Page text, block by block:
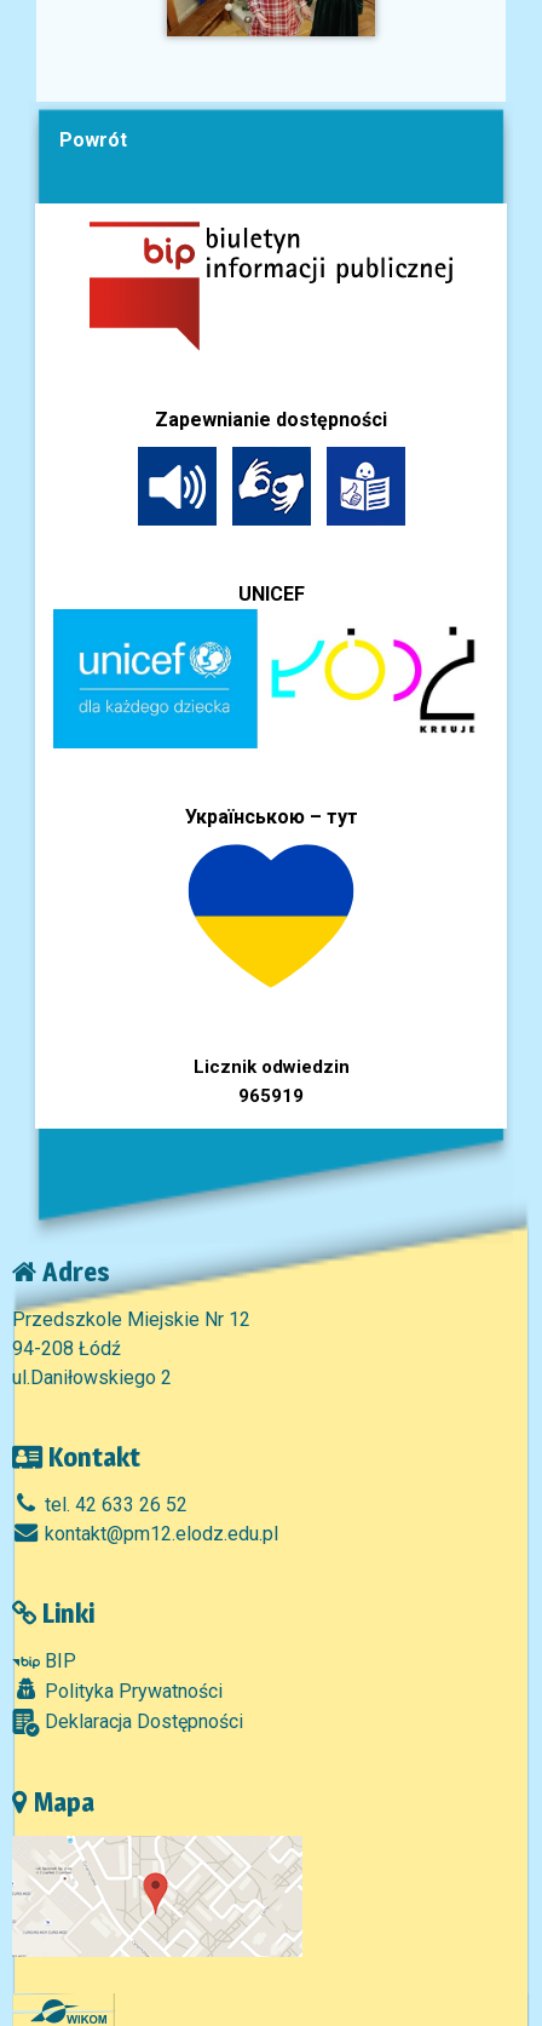
Powrót
Zapewnianie dostępności
UNICEF
Українською – тут
Licznik odwiedzin
965919
Adres
Przedszkole Miejskie Nr 12
94-208 Łódź
ul.Daniłowskiego 2
Kontakt
tel. 42 633 26 52
kontakt@pm12.elodz.edu.pl
Linki
BIP
Polityka Prywatności
Deklaracja Dostępności
Mapa